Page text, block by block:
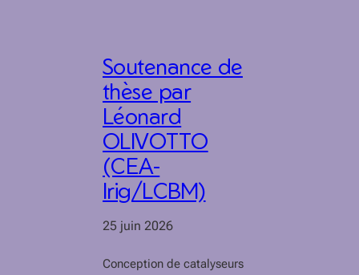
Soutenance de
thèse par
Léonard
OLIVOTTO
(CEA-
Irig/LCBM)
25 juin 2026
Conception de catalyseurs